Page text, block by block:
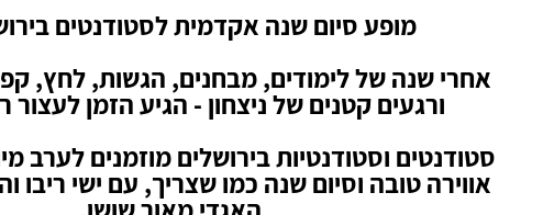
מופע סיום שנה אקדמית לסטודנטים
אחרי שנה של לימודים, מבחנים, הגשות, לחץ,
ורגעים קטנים של ניצחון - הגיע הזמן לעצור
סטודנטים וסטודנטיות בירושלים מוזמנים לערב
אווירה טובה וסיום שנה כמו שצריך, עם ישי ריבו